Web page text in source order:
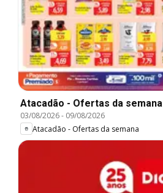
Atacadão - Ofertas da semana
03/08/2026- 09/08/2026
Atacadão - Ofertas da semana